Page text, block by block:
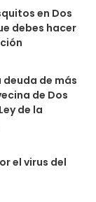
en Dos
debes hacer
de más
de Dos
de la
el virus del